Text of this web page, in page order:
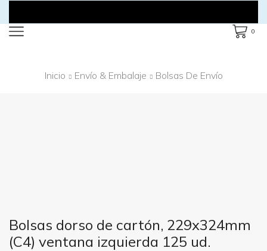
0
Inicio Envío & Embalaje Bolsas De Envío
Bolsas dorso de cartón, 229x324mm
(C4) ventana izquierda 125 ud.